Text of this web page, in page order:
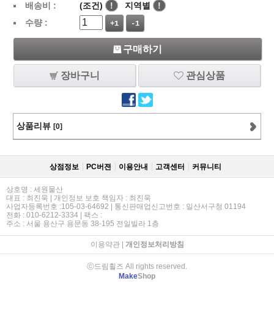
배송비 : (조건) ! 지역별
!
수량 :
+1 -1
구매하기
장바구니 관심상품
상품리뷰 [0]
상점정보 PC버젼 이용안내 고객센터 커뮤니티
상호명 : 세원물산
대표 : 최진욱 | 개인정보 보호 책임자 : 최진욱
사업자등록번호 :105-03-64692 | 통신판매업신고번호 : 일산서구청 01194
전화 : 010-6212-3334 | 팩스 :
주소 : 서울 용산구 용문동 38-195 전일빌라 1층
이용약관| 개인정보처리방침
ⓒ드림휠즈 All rights reserved.
MakeShop